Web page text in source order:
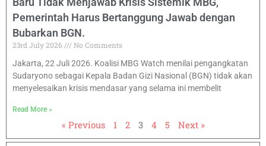
Pemerintah Harus Bertanggung Jawab dengan
Bubarkan BGN.
23rd July 2026
No Comments
Jakarta, 22 Juli 2026. Koalisi MBG Watch menilai pengangkatan
Sudaryono sebagai Kepala Badan Gizi Nasional (BGN) tidak akan
menyelesaikan krisis mendasar yang selama ini membelit
Read More »
« Previous 1 2 3 4 5 Next »